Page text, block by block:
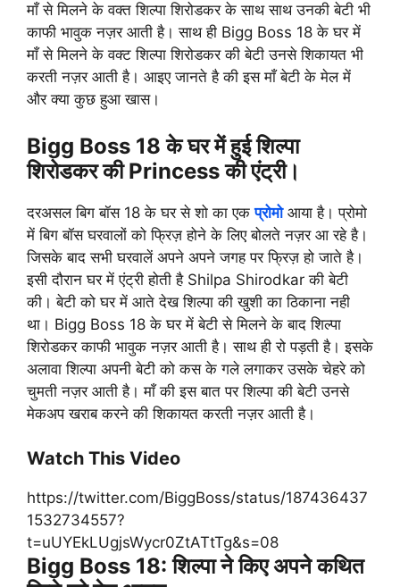
माँ से मिलने के वक्त शिल्पा शिरोडकर के साथ साथ उनकी बेटी भी
काफी भावुक नज़र आती है। साथ ही Bigg Boss 18 के घर में
माँ से मिलने के वक्ट शिल्पा शिरोडकर की बेटी उनसे शिकायत भी
करती नज़र आती है। आइए जानते है की इस माँ बेटी के मेल में
और क्या कुछ हुआ खास।
Bigg Boss 18 के घर में हुई शिल्पा
शिरोडकर की Princess की एंट्री।
दरअसल बिग बॉस 18 के घर से शो का एकप्रोमोआया है। प्रोमो
में बिग बॉस घरवालों को फ्रिज़ होने के लिए बोलते नज़र आ रहे है।
जिसके बाद सभी घरवालें अपने अपने जगह पर फ्रिज़ हो जाते है।
इसी दौरान घर में एंट्री होती है Shilpa Shirodkar की बेटी
की। बेटी को घर में आते देख शिल्पा की खुशी का ठिकाना नही
था। Bigg Boss 18 के घर में बेटी से मिलने के बाद शिल्पा
शिरोडकर काफी भावुक नज़र आती है। साथ ही रो पड़ती है। इसके
अलावा शिल्पा अपनी बेटी को कस के गले लगाकर उसके चेहरे को
चुमती नज़र आती है। माँ की इस बात पर शिल्पा की बेटी उनसे
मेकअप खराब करने की शिकायत करती नज़र आती है।
Watch This Video
https://twitter.com/BiggBoss/status/187436437
1532734557?
t=uUYEkLUgjsWycr0ZtATtTg&s=08
Bigg Boss 18: शिल्पा ने किए अपने कथित